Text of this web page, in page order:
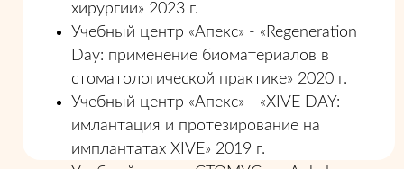
хирургии» 2023 г.
Учебный центр «Апекс» - «Regeneration
Day: применение биоматериалов в
стоматологической практике» 2020 г.
Учебный центр «Апекс» - «XIVE DAY:
имлантация и протезирование на
имплантатах XIVE» 2019 г.